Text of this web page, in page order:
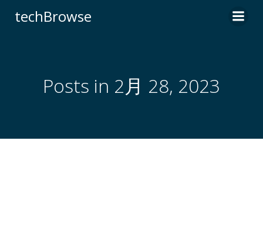
へ
ス
techBrowse
Posts in 2月 28, 2023